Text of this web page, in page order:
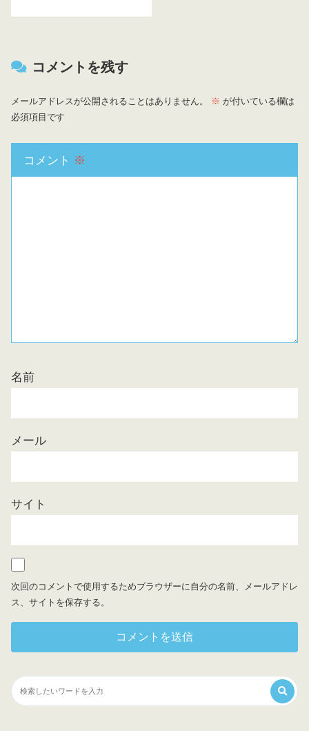
コメントを残す
メールアドレスが公開されることはありません。 ※ が付いている欄は
必須項目です
コメント ※
名前
メール
サイト
次回のコメントで使用するためブラウザーに自分の名前、メールアドレ
ス、サイトを保存する。